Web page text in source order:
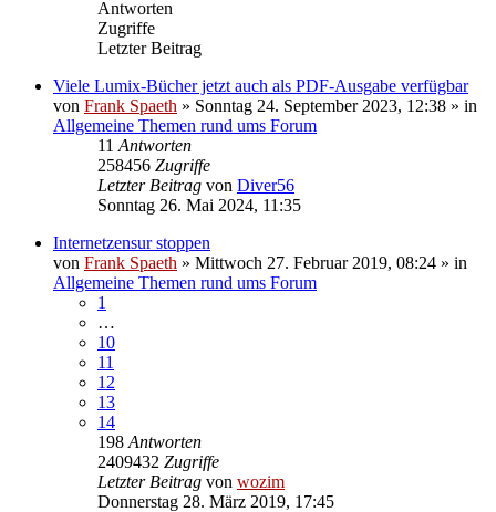
Antworten
Zugriffe
Letzter Beitrag
Viele Lumix-Bücher jetzt auch als PDF-Ausgabe verfügbar
von Frank Spaeth » Sonntag 24. September 2023, 12:38 » in
Allgemeine Themen rund ums Forum
11 Antworten
258456 Zugriffe
Letzter Beitrag von Diver56
Sonntag 26. Mai 2024, 11:35
Internetzensur stoppen
von Frank Spaeth » Mittwoch 27. Februar 2019, 08:24 » in
Allgemeine Themen rund ums Forum
1
…
10
11
12
13
14
198 Antworten
2409432 Zugriffe
Letzter Beitrag von wozim
Donnerstag 28. März 2019, 17:45